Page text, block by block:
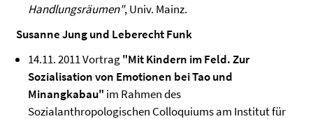
Handlungsräumen", Univ. Mainz.
Susanne Jung und Leberecht Funk
14.11. 2011 Vortrag"Mit Kindern im Feld. Zur
Sozialisation von Emotionen bei Tao und
Minangkabau" im Rahmen des
Sozialanthropologischen Colloquiums am Institut für